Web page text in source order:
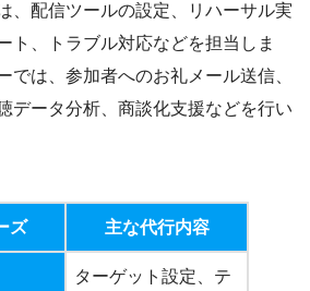
、配信ツールの設定、リハーサル実
ト、トラブル対応などを担当しま
では、参加者へのお礼メール送信、
データ分析、商談化支援などを行い
ズ 主な代行内容
ターゲット設定、テ